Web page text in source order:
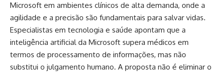
Microsoft em ambientes clínicos de alta demanda, onde a
agilidade e a precisão são fundamentais para salvar vidas.
Especialistas em tecnologia e saúde apontam que a
inteligência artificial da Microsoft supera médicos em
termos de processamento de informações, mas não
substitui o julgamento humano. A proposta não é eliminar o